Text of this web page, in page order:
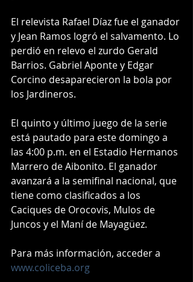
El relevista Rafael Díaz fue el ganador
y Jean Ramos logró el salvamento. Lo
perdió en relevo el zurdo Gerald
Barrios. Gabriel Aponte y Edgar
Corcino desaparecieron la bola por
los Jardineros.
El quinto y último juego de la serie
está pautado para este domingo a
las 4:00 p.m. en el Estadio Hermanos
Marrero de Aibonito. El ganador
avanzará a la semifinal nacional, que
tiene como clasificados a los
Caciques de Orocovis, Mulos de
Juncos y el Maní de Mayagüez.
Para más información, acceder a
www.coliceba.org